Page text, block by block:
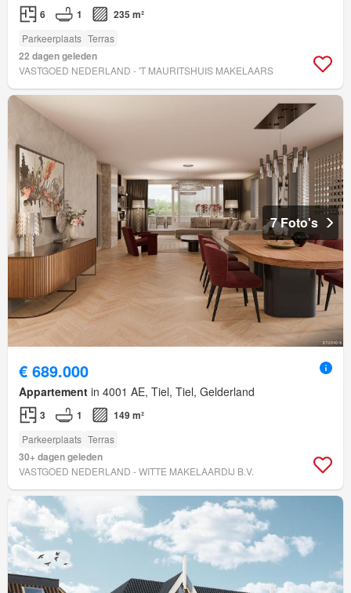
6 1 235 m²
Parkeerplaats Terras
22 dagen geleden
VASTGOED NEDERLAND - 'T MAURITSHUIS MAKELAARS
7 Foto's
€ 689.000
Appartement in 4001 AE, Tiel, Tiel, Gelderland
3 1 149 m²
Parkeerplaats Terras
30+ dagen geleden
VASTGOED NEDERLAND - WITTE MAKELAARDIJ B.V.